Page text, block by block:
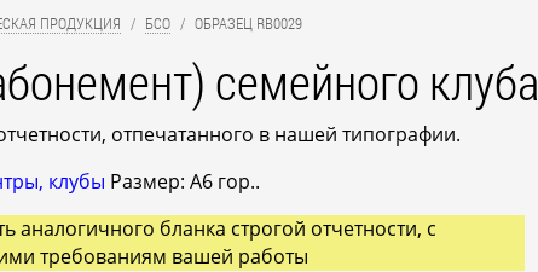
ПРОДУКЦИЯ БСО ОБРАЗЕЦ RB0029
семейного клуба
отпечатанного в нашей типографии.
клубы Размер: A6 гор..
аналогичного бланка строгой отчетности, с
требованиям вашей работы